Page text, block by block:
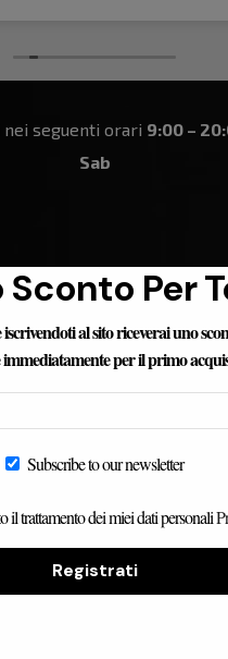
seguenti orari 9:00 –
Sab
Sconto Per
al sito riceverai uno
per il primo
Subscribe to our newsletter
il trattamento dei miei dati personali
Registrati